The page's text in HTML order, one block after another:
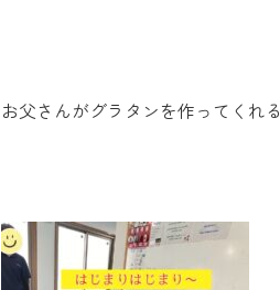
お父さんがグラタンを作ってくれ